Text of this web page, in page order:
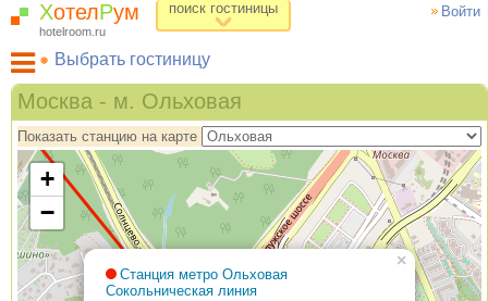
Войти
ХотелРум
hotelroom.ru
поиск гостиницы
Выбрать гостиницу
Гостиницы на карте Москвы
Гостиницы по метро
ХотелРум рекомендует
Москва - м. Ольховая
Показать станцию на карте
Станция метро Ольховая
Сокольническая линия
×
+
−